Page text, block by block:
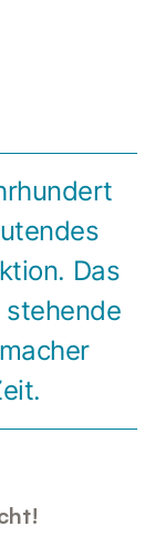
Das
stehende